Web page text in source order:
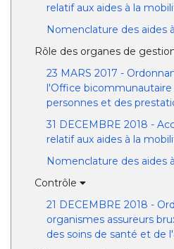
relatif aux aides à la
Nomenclature des aides
Rôle des organes de
23 MARS 2017 -
l'Office bicommunautaire
personnes et des
31 DECEMBRE 2018 -
relatif aux aides à la
Nomenclature des aides
Contrôle
21 DECEMBRE 2018 -
organismes assureurs
des soins de santé et de